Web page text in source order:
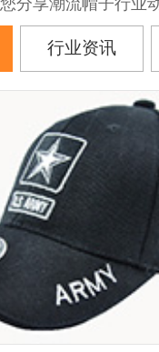
分享潮流帽子行业
行业资讯